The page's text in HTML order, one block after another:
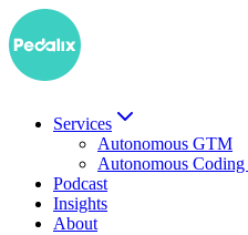
Services
Autonomous GTM
Autonomous Coding
Podcast
Insights
About